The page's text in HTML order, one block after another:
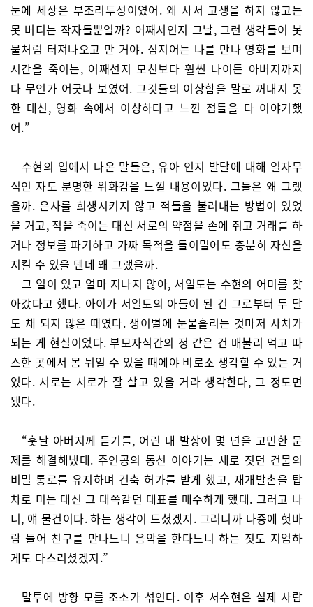
눈에 세상은 부조리투성이였어. 왜 사서 고생을 하지 않고는
못 버티는 작자들뿐일까? 어째서인지 그날, 그런 생각들이 봇
물처럼 터져나오고 만 거야. 심지어는 나를 만나 영화를 보며
시간을 죽이는, 어째선지 모친보다 훨씬 나이든 아버지까지
다 무언가 어긋나 보였어. 그것들의 이상함을 말로 꺼내지 못
한 대신, 영화 속에서 이상하다고 느낀 점들을 다 이야기했
어.”
수현의 입에서 나온 말들은, 유아 인지 발달에 대해 일자무
식인 자도 분명한 위화감을 느낄 내용이었다. 그들은 왜 그랬
을까. 은사를 희생시키지 않고 적들을 불러내는 방법이 있었
을 거고, 적을 죽이는 대신 서로의 약점을 손에 쥐고 거래를 하
거나 정보를 파기하고 가짜 목적을 들이밀어도 충분히 자신을
지킬 수 있을 텐데 왜 그랬을까.
그 일이 있고 얼마 지나지 않아, 서일도는 수현의 어미를 찾
아갔다고 했다. 아이가 서일도의 아들이 된 건 그로부터 두 달
도 채 되지 않은 때였다. 생이별에 눈물흘리는 것마저 사치가
되는 게 현실이었다. 부모자식간의 정 같은 건 배불리 먹고 따
스한 곳에서 몸 뉘일 수 있을 때에야 비로소 생각할 수 있는 거
였다. 서로는 서로가 잘 살고 있을 거라 생각한다, 그 정도면
됐다.
“훗날 아버지께 듣기를, 어린 내 발상이 몇 년을 고민한 문
제를 해결해냈대. 주인공의 동선 이야기는 새로 짓던 건물의
비밀 통로를 유지하며 건축 허가를 받게 했고, 재개발촌을 탑
차로 미는 대신 그 대쪽같던 대표를 매수하게 했대. 그러고 나
니, 얘 물건이다. 하는 생각이 드셨겠지. 그러니까 나중에 헛바
람 들어 친구를 만나느니 음악을 한다느니 하는 짓도 지엄하
게도 다스리셨겠지.”
말투에 방향 모를 조소가 섞인다. 이후 서수현은 실제 사람